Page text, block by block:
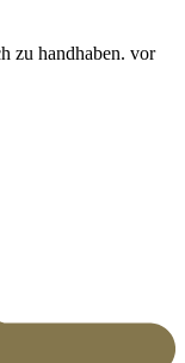
zu handhaben. vor